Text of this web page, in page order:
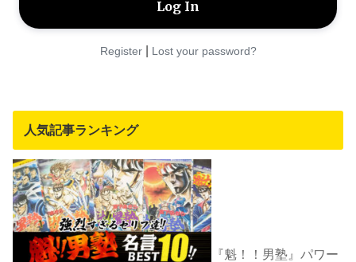
Register| Lost your password?
人気記事ランキング
『魁！！男塾』パワー